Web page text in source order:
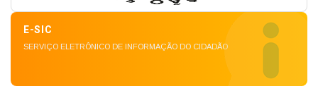
E-SIC
SERVIÇO ELETRÔNICO DE INFORMAÇÃO DO CIDADÃO